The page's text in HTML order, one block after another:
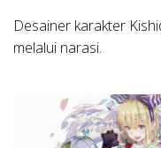
Desainer karakter
melalui narasi.